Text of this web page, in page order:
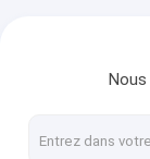
Extincteur
Extincteur